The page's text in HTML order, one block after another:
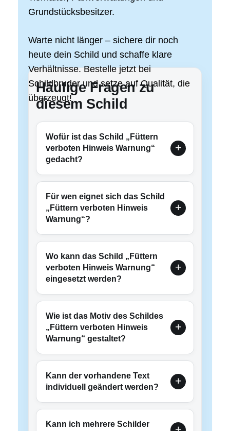
Grundstücksbesitzer.
Warte nicht länger – sichere dir noch
heute dein Schild und schaffe klare
Verhältnisse. Bestelle jetzt bei
Schildbruder und setze auf Qualität, die
überzeugt!
Häufige Fragen zu
diesem Schild
Wofür ist das Schild „Füttern
verboten Hinweis Warnung“
gedacht?
Für wen eignet sich das Schild
„Füttern verboten Hinweis
Warnung“?
Wo kann das Schild „Füttern
verboten Hinweis Warnung“
eingesetzt werden?
Wie ist das Motiv des Schildes
„Füttern verboten Hinweis
Warnung“ gestaltet?
Kann der vorhandene Text
individuell geändert werden?
Kann ich mehrere Schilder